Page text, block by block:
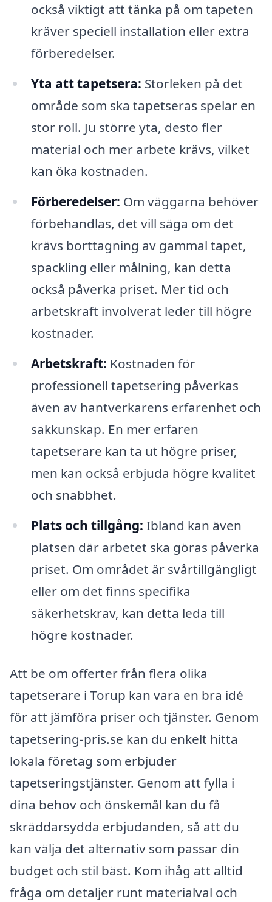
också viktigt att tänka på om tapeten
kräver speciell installation eller extra
förberedelser.
Yta att tapetsera: Storleken på det
område som ska tapetseras spelar en
stor roll. Ju större yta, desto fler
material och mer arbete krävs, vilket
kan öka kostnaden.
Förberedelser: Om väggarna behöver
förbehandlas, det vill säga om det
krävs borttagning av gammal tapet,
spackling eller målning, kan detta
också påverka priset. Mer tid och
arbetskraft involverat leder till högre
kostnader.
Arbetskraft: Kostnaden för
professionell tapetsering påverkas
även av hantverkarens erfarenhet och
sakkunskap. En mer erfaren
tapetserare kan ta ut högre priser,
men kan också erbjuda högre kvalitet
och snabbhet.
Plats och tillgång: Ibland kan även
platsen där arbetet ska göras påverka
priset. Om området är svårtillgängligt
eller om det finns specifika
säkerhetskrav, kan detta leda till
högre kostnader.
Att be om offerter från flera olika
tapetserare i Torup kan vara en bra idé
för att jämföra priser och tjänster. Genom
tapetsering-pris.se kan du enkelt hitta
lokala företag som erbjuder
tapetseringstjänster. Genom att fylla i
dina behov och önskemål kan du få
skräddarsydda erbjudanden, så att du
kan välja det alternativ som passar din
budget och stil bäst. Kom ihåg att alltid
fråga om detaljer runt materialval och